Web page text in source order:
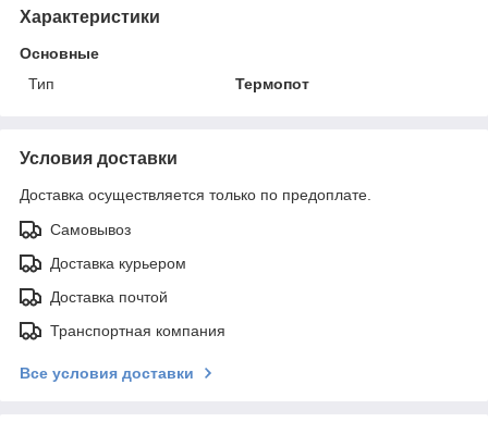
Характеристики
Основные
Тип
Термопот
Условия доставки
Доставка осуществляется только по предоплате.
Самовывоз
Доставка курьером
Доставка почтой
Транспортная компания
Все условия доставки